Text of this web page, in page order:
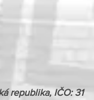
republika, IČO: 31